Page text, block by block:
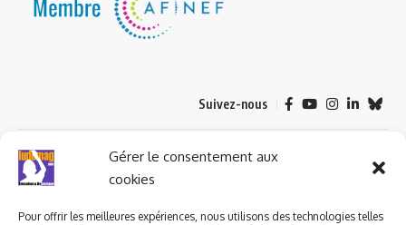
Gérer le consentement aux
cookies
Pour offrir les meilleures expériences, nous utilisons des technologies telles
Suivez-nous
© 2023 ludomag.com édité et géré par WOOMEET SAS, powered by